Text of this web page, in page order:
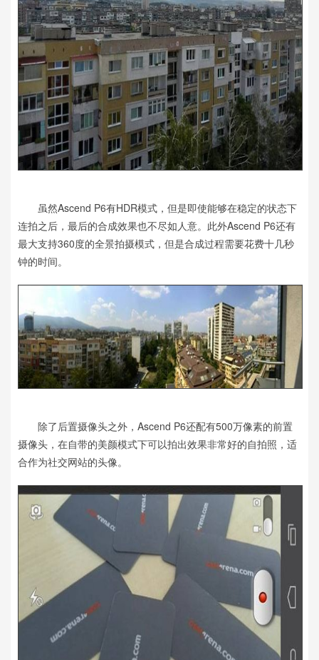
虽然Ascend P6有HDR模式，但是即使能够在稳定的状态下
连拍之后，最后的合成效果也不尽如人意。此外Ascend P6还有
最大支持360度的全景拍摄模式，但是合成过程需要花费十几秒
钟的时间。
除了后置摄像头之外，Ascend P6还配有500万像素的前置
摄像头，在自带的美颜模式下可以拍出效果非常好的自拍照，适
合作为社交网站的头像。